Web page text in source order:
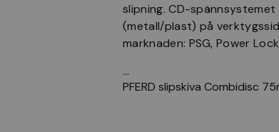
slipning. CD-
(metall/plast) på
marknaden: PSG, Power
...
PFERD slipskiva Combidisc